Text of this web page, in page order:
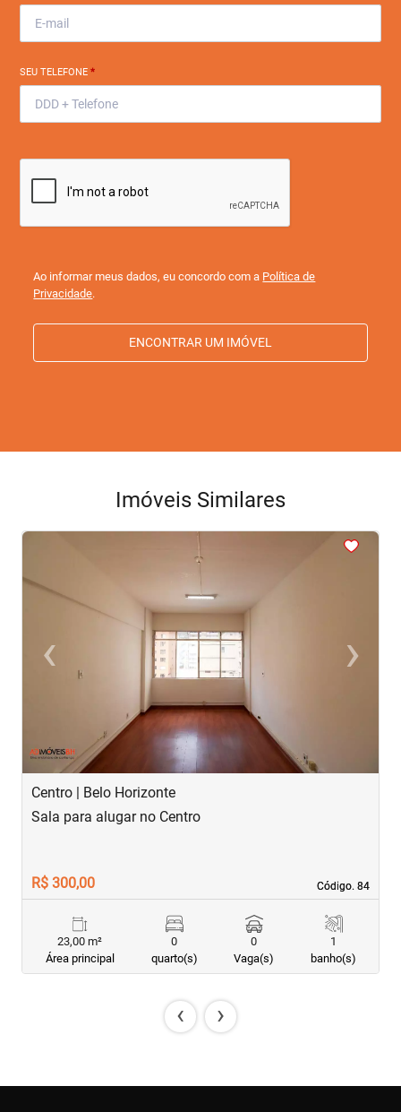
SEU TELEFONE*
Ao informar meus dados, eu concordo com a Política de
Privacidade.
ENCONTRAR UM IMÓVEL
Imóveis Similares
<
‹Previous ›Next
Centro | Belo Horizonte
Código. 84
Código. 84
Sala para alugar no Centro
R$ 300,00
23,00 m²
Área principal
0
quarto(s)
0
Vaga(s)
1
banho(s)
‹ ›